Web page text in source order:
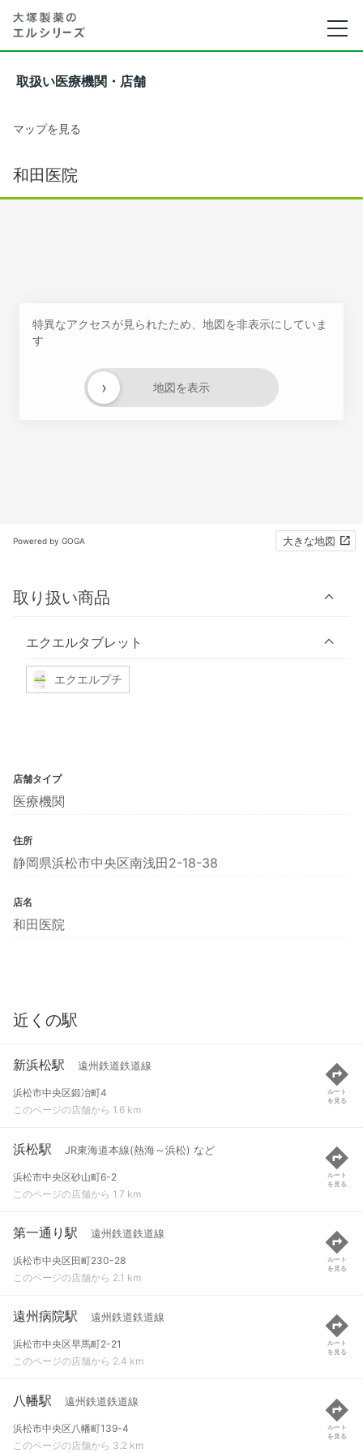
取扱い医療機関・店舗
マップを見る
和田医院
特異なアクセスが見られたため、地図を非表示にしていま
す
地図を表示
›
Powered by GOGA 大きな地図
取り扱い商品
エクエルタブレット
エクエルプチ
店舗タイプ
医療機関
住所
静岡県浜松市中央区南浅田2-18-38
店名
和田医院
近くの駅
新浜松駅 遠州鉄道鉄道線
浜松市中央区鍛冶町4
このページの店舗から 1.6 km
ルート
を見る
浜松駅 JR東海道本線(熱海～浜松) など
浜松市中央区砂山町6-2
このページの店舗から 1.7 km
ルート
を見る
第一通り駅 遠州鉄道鉄道線
浜松市中央区田町230-28
このページの店舗から 2.1 km
ルート
を見る
遠州病院駅 遠州鉄道鉄道線
浜松市中央区早馬町2-21
このページの店舗から 2.4 km
ルート
を見る
八幡駅 遠州鉄道鉄道線
浜松市中央区八幡町139-4
このページの店舗から 3.2 km
ルート
を見る